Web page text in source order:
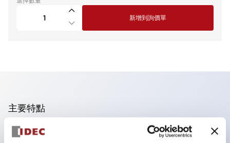
新增到詢價單
主要特點
可進行集合密著安裝